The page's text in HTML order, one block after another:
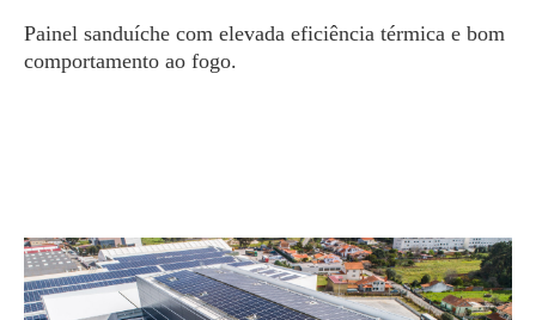
Painel sanduíche com elevada eficiência térmica e bom
comportamento ao fogo.